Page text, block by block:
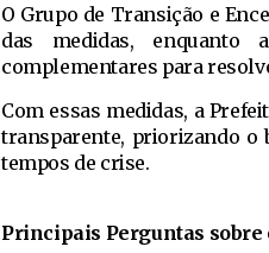
O Grupo de Transição e
das medidas, enquanto
complementares para
Com essas medidas, a
transparente, priorizando o
tempos de crise.
Principais Perguntas sobre